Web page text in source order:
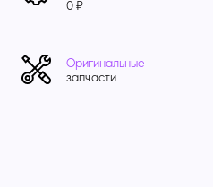
0 ₽
Оригинальные
запчасти